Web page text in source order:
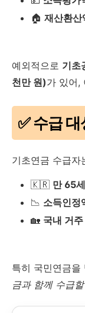
🏠 재산환산
예외적으로 기초
천만 원)가 있어,
✅ 수급
기초연금 수급자
🇰🇷 만 65
📉 소득인정
🏡 국내 거
특히 국민연금을
금과 함께 수급